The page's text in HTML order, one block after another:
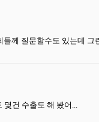
께 질문할수도 있는데 그
몇건 수출도 해 봤어...